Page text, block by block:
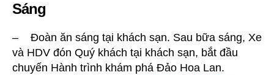
Sáng
– Đoàn ăn sáng tại khách sạn. Sau bữa sáng, Xe
và HDV đón Quý khách tại khách sạn, bắt đầu
chuyến Hành trình khám phá Đảo Hoa Lan.